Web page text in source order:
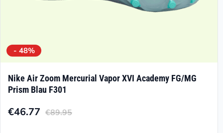
- 48%
Nike Air Zoom Mercurial Vapor XVI Academy FG/MG
Prism Blau F301
€89.95
Ursprünglicher
€46.77
Aktueller